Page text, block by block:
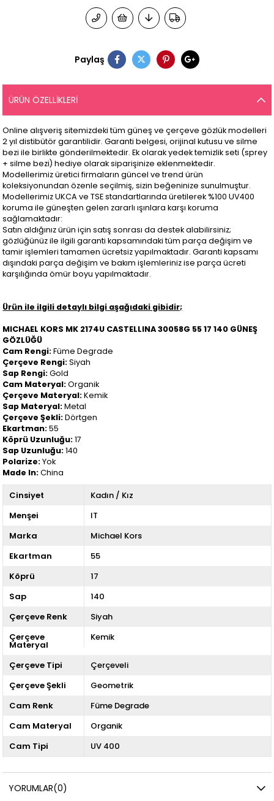
Paylaş
ÜRÜN ÖZELLIKLERI
Online alışveriş sitemizdeki tüm güneş ve çerçeve gözlük modelleri
2 yıl distibütör garantilidir. Garanti belgesi, orijinal kutusu ve silme
bezi ile birlikte gönderilmektedir. Ek olarak yedek temizlik seti (sprey
+ silme bezi) hediye olarak siparişinize eklenmektedir.
Modellerimiz üretici firmaların güncel ve trend ürün
koleksiyonundan özenle seçilmiş, sizin beğeninize sunulmuştur.
Modellerimiz UKCA ve TSE standartlarında üretilerek %100 UV400
koruma ile güneşten gelen zararlı ışınlara karşı koruma
sağlamaktadır:
Satın aldığınız ürün için satış sonrası da destek alabilirsiniz;
gözlüğünüz ile ilgili garanti kapsamındaki tüm parça değişim ve
tamir işlemleri tamamen ücretsiz yapılmaktadır. Garanti kapsamı
dışındaki parça değişim ve bakım işlemleriniz ise parça ücreti
karşılığında ömür boyu yapılmaktadır.
Ürün ile ilgili detaylı bilgi aşağıdaki gibidir;
MICHAEL KORS MK 2174U CASTELLINA 30058G 55 17 140 GÜNEŞ
GÖZLÜĞÜ
Cam Rengi:Füme Degrade
Çerçeve Rengi:Siyah
Sap Rengi:Gold
Cam Materyal:Organik
Çerçeve Materyal:Kemik
Sap Materyal:Metal
Çerçeve Şekli:Dörtgen
Ekartman:55
Köprü Uzunluğu:17
Sap Uzunluğu:140
Polarize:Yok
Made In:China
Cinsiyet
Kadın / Kız
Menşei
IT
Marka
Michael Kors
Ekartman
55
Köprü
17
Sap
140
Çerçeve Renk
Siyah
Çerçeve
Materyal
Kemik
Çerçeve Tipi
Çerçeveli
Çerçeve Şekli
Geometrik
Cam Renk
Füme Degrade
Cam Materyal
Organik
Cam Tipi
UV 400
YORUMLAR(0)